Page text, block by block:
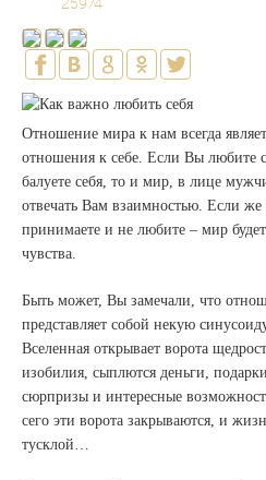
25974
Отношение мира к нам всегда
отношения к себе. Если Вы любите
балуете себя, то и мир, в лице
отвечать Вам взаимностью. Если же
принимаете и не любите – мир
чувства.
Быть может, Вы замечали, что
представляет собой некую
Вселенная открывает ворота
изобилия, сыплются деньги,
сюрпризы и интересные
сего эти ворота закрываются, и
тусклой…